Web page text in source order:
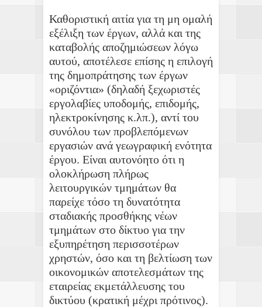
Καθοριστική αιτία για τη μη ομαλή
εξέλιξη των έργων, αλλά και της
καταβολής αποζημιώσεων λόγω
αυτού, αποτέλεσε επίσης η επιλογή
της δημοπράτησης των έργων
«οριζόντια» (δηλαδή ξεχωριστές
εργολαβίες υποδομής, επιδομής,
ηλεκτροκίνησης κ.λπ.), αντί του
συνόλου των προβλεπόμενων
εργασιών ανά γεωγραφική ενότητα
έργου. Είναι αυτονόητο ότι η
ολοκλήρωση πλήρως
λειτουργικών τμημάτων θα
παρείχε τόσο τη δυνατότητα
σταδιακής προσθήκης νέων
τμημάτων στο δίκτυο για την
εξυπηρέτηση περισσοτέρων
χρηστών, όσο και τη βελτίωση των
οικονομικών αποτελεσμάτων της
εταιρείας εκμετάλλευσης του
δικτύου (κρατική μέχρι πρότινος).